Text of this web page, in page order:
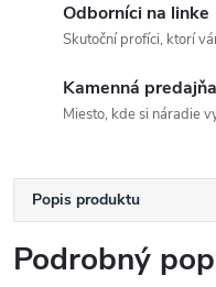
Odborníci na linke
Skutoční profíci, ktorí
Kamenná predajňa
Miesto, kde si náradie
Popis produktu
Podrobný